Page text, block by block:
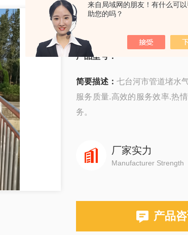
来自局域网的朋友！有什么可
助您的吗？
七台河市管道堵
产品型号：
简要描述： 七台河市管道堵水
服务质量.高效的服务效率.热
务。
厂家实力
Manufacturer Strength
产品